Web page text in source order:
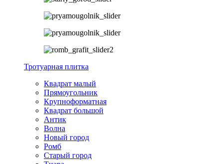
Тротуарная плитка
Квадрат малый
Прямоугольник
Крупноформатная
Квадрат большой
Антик
Волна
Новый город
Ромб
Старый город